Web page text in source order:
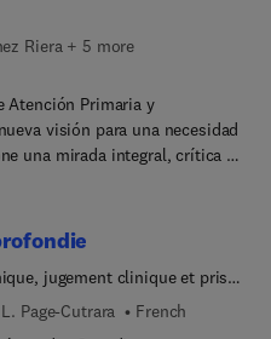
Riera + 5 more
Atención Primaria y
visión para una necesidad
una mirada integral, crítica y
comunidad, la participación y
del sistema. Está
comprender la Atención
hacia el futuro. El
científica, experiencia
jugement clinique et prise
soins infirmiers au Canada
Page-Cutrara
French